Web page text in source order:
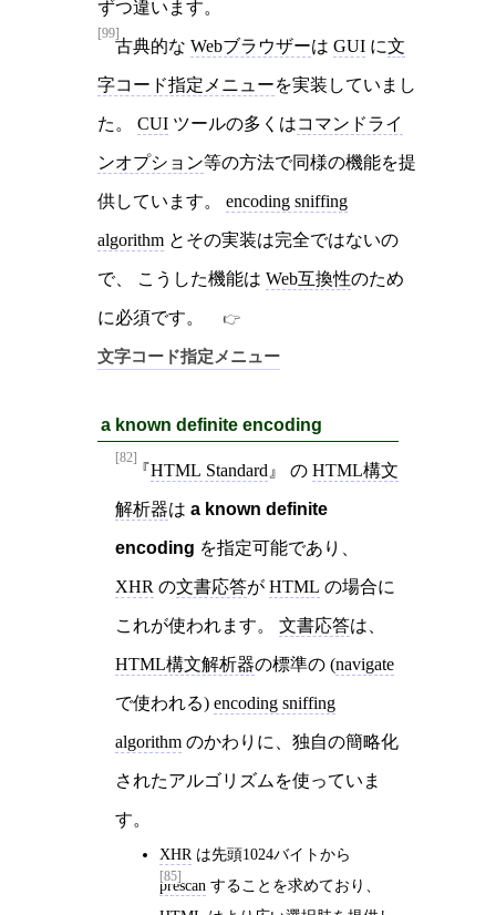
ずつ違います。
[99]
古典的な Webブラウザーは GUI に文
字コード指定メニューを実装していまし
た。 CUI ツールの多くはコマンドライ
ンオプション等の方法で同様の機能を提
供しています。 encoding sniffing
algorithm とその実装は完全ではないの
で、 こうした機能は Web互換性のため
に必須です。
文字コード指定メニュー
a known definite encoding
[82]
HTML Standard の HTML構文
解析器は a known definite
encoding を指定可能であり、
XHR の文書応答が HTML の場合に
これが使われます。 文書応答は、
HTML構文解析器の標準の (navigate
で使われる) encoding sniffing
algorithm のかわりに、独自の簡略化
されたアルゴリズムを使っていま
す。
[85]
XHR は先頭1024バイトから
prescan することを求めており、